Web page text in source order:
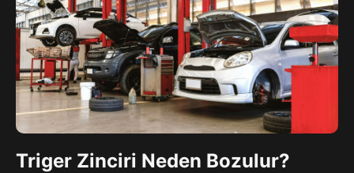
Triger Zinciri Neden Bozulur?